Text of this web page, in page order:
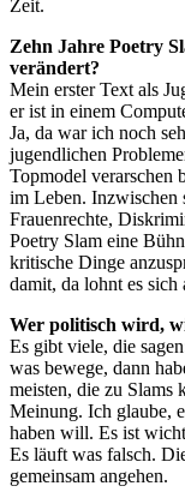
Zeit.
Zehn Jahre Poetry
verändert?
Mein erster Text als
er ist in einem
Ja, da war ich noch
jugendlichen
Topmodel verarschen
im Leben. Inzwischen
Frauenrechte,
Poetry Slam eine
kritische Dinge
damit, da lohnt es
Wer politisch wird,
Es gibt viele, die
was bewege, dann
meisten, die zu Slams
Meinung. Ich glaube,
haben will. Es ist
Es läuft was falsch.
gemeinsam angehen.